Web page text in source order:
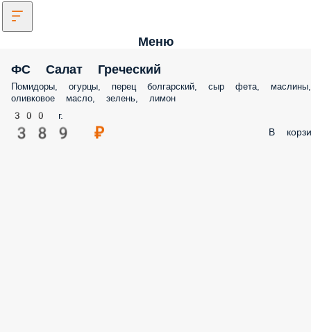
Меню
ФС Салат Греческий
Помидоры, огурцы, перец болгарский, сыр фета, маслины,
оливковое масло, зелень, лимон
300 г.
389 ₽ В